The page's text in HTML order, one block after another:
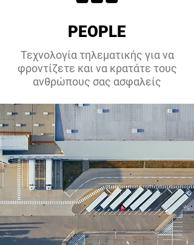
PEOPLE
Τεχνολογία τηλεματικής για να
φροντίζετε και να κρατάτε τους
ανθρώπους σας ασφαλείς